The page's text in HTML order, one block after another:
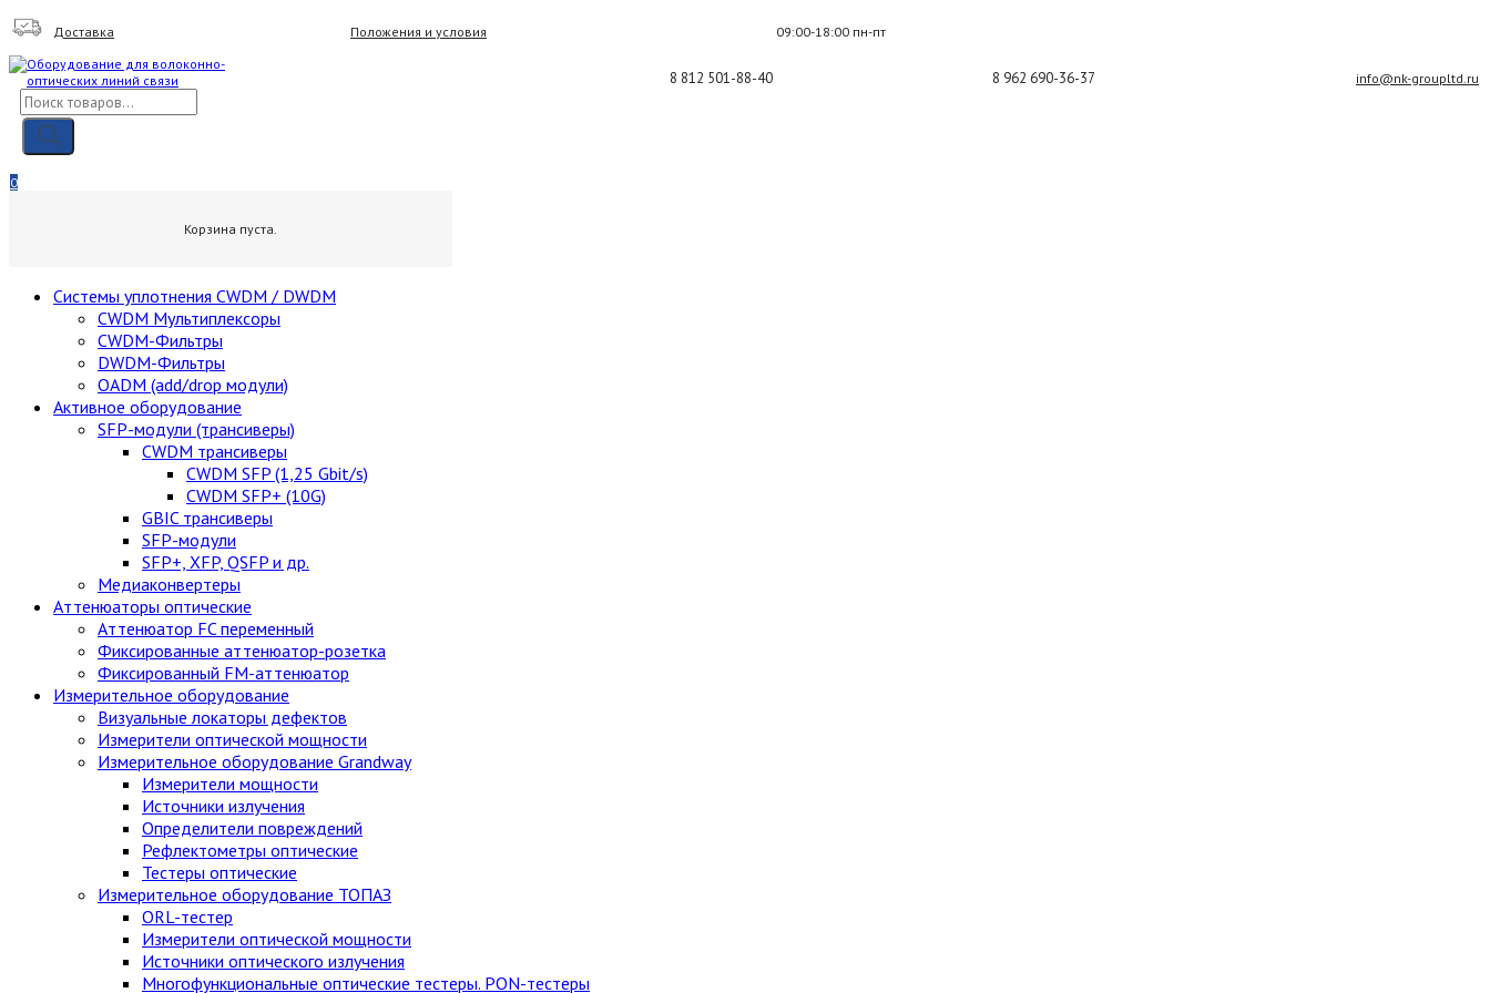
Skip
to
content
Доставка Положения и условия 09:00-18:00 пн-пт
8 812 501-88-40 8 962 690-36-37
info@nk-groupltd.ru
Поиск
товаров
0
Корзина пуста.
Cистемы уплотнения CWDM / DWDM
CWDM Мультиплексоры
CWDM-Фильтры
DWDM-Фильтры
OADM (add/drop модули)
Активное оборудование
SFP-модули (трансиверы)
CWDM трансиверы
CWDM SFP (1,25 Gbit/s)
CWDM SFP+ (10G)
GBIC трансиверы
SFP-модули
SFP+, XFP, QSFP и др.
Медиаконвертеры
Аттенюаторы оптические
Аттенюатор FC переменный
Фиксированные аттенюатор-розетка
Фиксированный FM-аттенюатор
Измерительное оборудование
Визуальные локаторы дефектов
Измерители оптической мощности
Измерительное оборудование Grandway
Измерители мощности
Источники излучения
Определители повреждений
Рефлектометры оптические
Тестеры оптические
Измерительное оборудование ТОПАЗ
ORL-тестер
Измерители оптической мощности
Источники оптического излучения
Многофункциональные оптические тестеры. PON-тестеры